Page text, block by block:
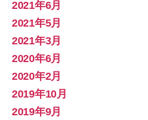
2021年6月
2021年5月
2021年3月
2020年6月
2020年2月
2019年10月
2019年9月